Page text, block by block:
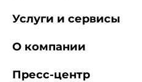
Услуги и сервисы
О компании
Пресс-центр